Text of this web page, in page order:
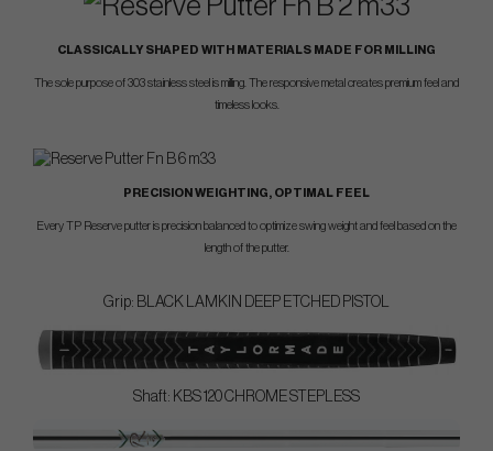
CLASSICALLY SHAPED WITH MATERIALS MADE FOR MILLING
The sole purpose of 303 stainless steel is milling. The responsive metal creates premium feel and
timeless looks.
PRECISION WEIGHTING, OPTIMAL FEEL
Every TP Reserve putter is precision balanced to optimize swing weight and feel based on the
length of the putter.
Grip: BLACK LAMKIN DEEP ETCHED PISTOL
Shaft: KBS 120 CHROME STEPLESS